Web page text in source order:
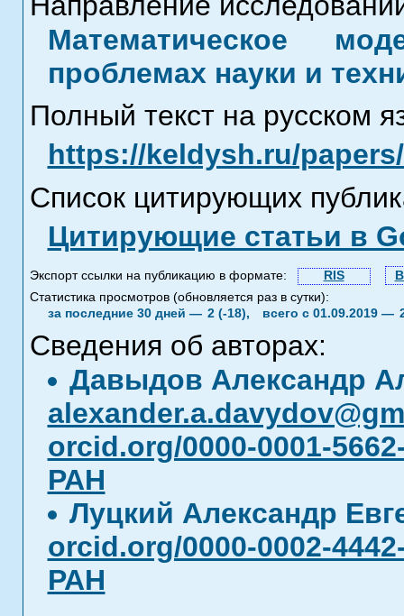
Математическое
проблемах науки и
Полный текст на русском
https://keldysh.ru/
Список цитирующих
Цитирующие статьи в
Экспорт ссылки на публикацию в формате: RIS
Статистика просмотров (обновляется раз в сутки):
за последние 30 дней — 2 (-18), всего с 01.09.2019 —
Сведения об авторах:
Давыдов Александр
orcid.org/0000-0001-
РАН
Луцкий Александр
orcid.org/0000-0002-
РАН